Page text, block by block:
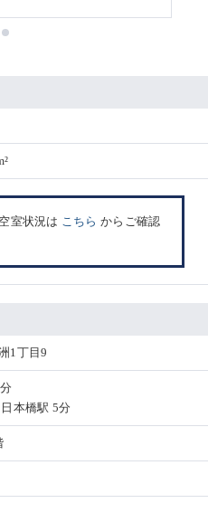
室状況は こちら からご確認
1丁目9
本橋駅 5分